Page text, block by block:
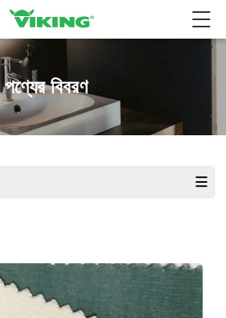
পণ্যের বিবরণ